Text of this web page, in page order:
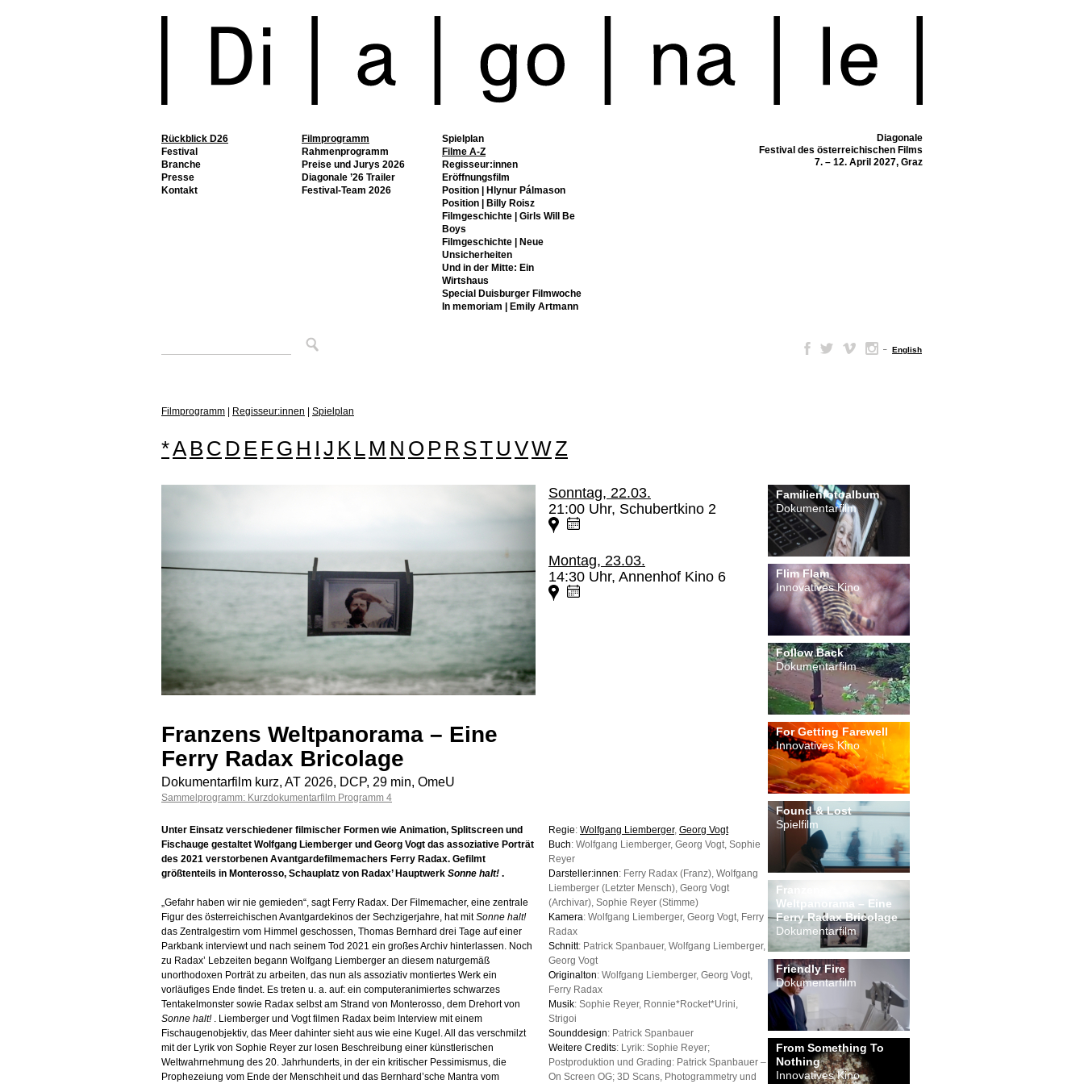
Rückblick D26 Filmprogramm
Spielplan
Filme A-Z
Regisseur:innen
Eröffnungsfilm
Position | Hlynur Pálmason
Position | Billy Roisz
Filmgeschichte | Girls Will Be
Boys
Filmgeschichte | Neue
Unsicherheiten
Und in der Mitte: Ein
Wirtshaus
Special Duisburger Filmwoche
In memoriam | Emily Artmann
Rahmenprogramm
Preise und Jurys 2026
Diagonale ’26 Trailer
Festival-Team 2026
Festival
Branche
Presse
Kontakt
Diagonale
Festival des österreichischen Films
7. – 12. April 2027, Graz
– English
Filmprogramm Regisseur:innen Spielplan
*A B C D E F G H I J K L M N O P R ST U VWZ
Sonntag, 22.03.
21:00 Uhr, Schubertkino 2
Montag, 23.03.
14:30 Uhr, Annenhof Kino 6
Franzens Weltpanorama – Eine
Ferry Radax Bricolage
Dokumentarfilm kurz, AT 2026, DCP, 29 min, OmeU
Sammelprogramm: Kurzdokumentarfilm Programm 4
Unter Einsatz verschiedener filmischer Formen wie Animation, Splitscreen und
Fischauge gestaltet Wolfgang Liemberger und Georg Vogt das assoziative Porträt
des 2021 verstorbenen Avantgardefilmemachers Ferry Radax. Gefilmt
größtenteils in Monterosso, Schauplatz von Radax’ Hauptwerk Sonne halt! .
„Gefahr haben wir nie gemieden“, sagt Ferry Radax. Der Filmemacher, eine zentrale
Figur des österreichischen Avantgardekinos der Sechzigerjahre, hat mitSonne halt!
das Zentralgestirn vom Himmel geschossen, Thomas Bernhard drei Tage auf einer
Parkbank interviewt und nach seinem Tod 2021 ein großes Archiv hinterlassen. Noch
zu Radax’ Lebzeiten begann Wolfgang Liemberger an diesem naturgemäß
unorthodoxen Porträt zu arbeiten, das nun als assoziativ montiertes Werk ein
vorläufiges Ende findet. Es treten u. a. auf: ein computeranimiertes schwarzes
Tentakelmonster sowie Radax selbst am Strand von Monterosso, dem Drehort von
Sonne halt! . Liemberger und Vogt filmen Radax beim Interview mit einem
Fischaugenobjektiv, das Meer dahinter sieht aus wie eine Kugel. All das verschmilzt
mit der Lyrik von Sophie Reyer zur losen Beschreibung einer künstlerischen
Weltwahrnehmung des 20. Jahrhunderts, in der ein kritischer Pessimismus, die
Prophezeiung vom Ende der Menschheit und das Bernhard’sche Mantra vom
Regie: Wolfgang Liemberger, Georg Vogt
Buch: Wolfgang Liemberger, Georg Vogt, Sophie
Reyer
Darsteller:innen: Ferry Radax (Franz), Wolfgang
Liemberger (Letzter Mensch), Georg Vogt
(Archivar), Sophie Reyer (Stimme)
Kamera: Wolfgang Liemberger, Georg Vogt, Ferry
Radax
Schnitt: Patrick Spanbauer, Wolfgang Liemberger,
Georg Vogt
Originalton: Wolfgang Liemberger, Georg Vogt,
Ferry Radax
Musik: Sophie Reyer, Ronnie*Rocket*Urini,
Strigoi
Sounddesign: Patrick Spanbauer
Weitere Credits: Lyrik: Sophie Reyer;
Postproduktion und Grading: Patrick Spanbauer –
On Screen OG; 3D Scans, Photogrammetry und
Familienfotoalbum
Dokumentarfilm
Flim Flam
Innovatives Kino
Follow Back
Dokumentarfilm
For Getting Farewell
Innovatives Kino
Found & Lost
Spielfilm
Franzens
Weltpanorama – Eine
Ferry Radax Bricolage
Dokumentarfilm
Friendly Fire
Dokumentarfilm
From Something To
Nothing
Innovatives Kino